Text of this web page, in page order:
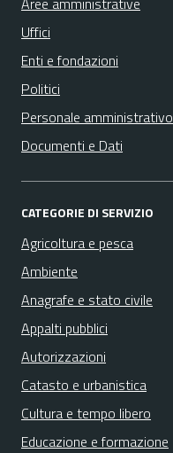
Uffici
Enti e fondazioni
Politici
Personale amministrativo
Documenti e Dati
CATEGORIE DI SERVIZIO
Agricoltura e pesca
Ambiente
Anagrafe e stato civile
Appalti pubblici
Autorizzazioni
Catasto e urbanistica
Cultura e tempo libero
Educazione e formazione